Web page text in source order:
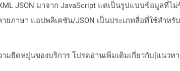
JSON มาจาก JavaScript แต่เป็นรูปแบบข้อมูลที่ไ
ภาษา แอปพลิเคชัน/JSON เป็นประเภทสื่อที่ใช้สำหรับ
มยืดหยุ่นของบริการ โปรดอ่านเพิ่มเติมเกี่ยวกับ[แนวท